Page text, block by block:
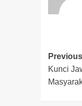
Kunci